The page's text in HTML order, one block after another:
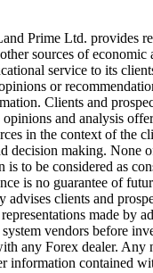
Prime Ltd. provides
sources of economic
service to its
or
Clients and
and analysis
in the context of the
decision making. None
is to be considered as
is no guarantee of
advises clients and
made by
vendors before
any Forex dealer. Any
information contained